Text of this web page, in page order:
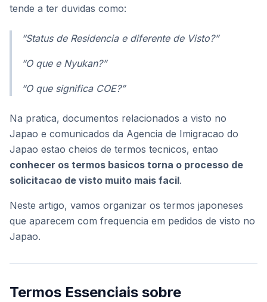
tende a ter duvidas como:
“Status de Residencia e diferente de Visto?”
“O que e Nyukan?”
“O que significa COE?”
Na pratica, documentos relacionados a visto no
Japao e comunicados da Agencia de Imigracao do
Japao estao cheios de termos tecnicos, entao
conhecer os termos basicos torna o processo de
solicitacao de visto muito mais facil.
Neste artigo, vamos organizar os termos japoneses
que aparecem com frequencia em pedidos de visto no
Japao.
Termos Essenciais sobre